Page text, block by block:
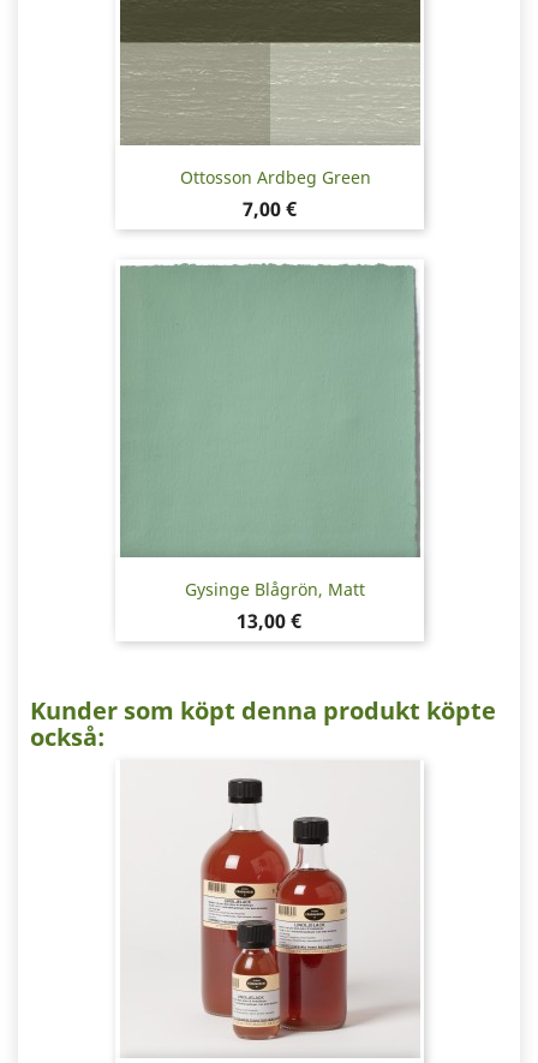
Ottosson Ardbeg Green
Pris
7,00 €
Gysinge Blågrön, Matt
Pris
13,00 €
Kunder som köpt denna produkt köpte
också: